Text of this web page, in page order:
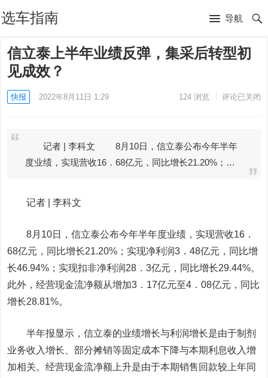
选车指南 导航
信立泰上半年业绩反弹，集采后转型初
见成效？
快报 2022年8月11日 1:29 124浏览 评论已关闭
记者 | 李科文 8月10日，信立泰公布今年半年
度业绩，实现营收16．68亿元，同比增长21.20%；…
记者 |李科文
8月 10日 ，信立泰公布今年半年度业绩 ， 实现营收16 ．
68亿元 ， 同比增长21.20% ； 实现净利润3 ．48亿元 ， 同比增
长46.94% ； 实现扣非净利润28 ．3亿元 ， 同比增长29.44%。
此外 ，经营现金流净额从增加3 ． 17亿元至4 ．08亿元 ， 同比
增长28.81%。
半年报显示 ，信立泰的业绩增长与利润增长是由于制剂
业务收入增长、部分摊销等固定成本下降与本期利息收入增
加相关。经营现金流净额上升是由于本期销售回款较上年同